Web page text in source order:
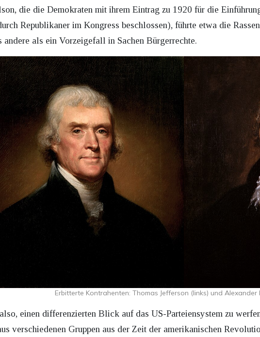
die die Demokraten mit ihrem Eintrag zu 1920 für die
Republikaner im Kongress beschlossen), führte etwa die
als ein Vorzeigefall in Sachen Bürgerrechte.
Erbitterte Kontrahenten: Thomas Jefferson (links) und Alexander
einen differenzierten Blick auf das US-Parteiensystem zu
verschiedenen Gruppen aus der Zeit der amerikanischen